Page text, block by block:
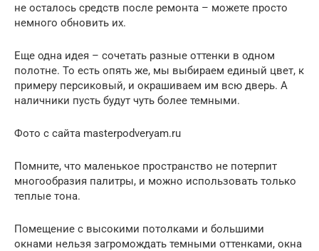
не осталось средств после ремонта – можете просто
немного обновить их.
Еще одна идея – сочетать разные оттенки в одном
полотне. То есть опять же, мы выбираем единый цвет, к
примеру персиковый, и окрашиваем им всю дверь. А
наличники пусть будут чуть более темными.
Фото с сайта masterpodveryam.ru
Помните, что маленькое пространство не потерпит
многообразия палитры, и можно использовать только
теплые тона.
Помещение с высокими потолками и большими
окнами нельзя загромождать темными оттенками, окна